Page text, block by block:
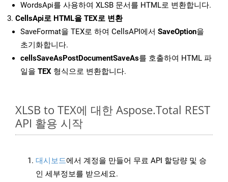
WordsApi를 사용하여 XLSB 문서를 HTML로 변환합니다.
CellsApi로 HTML을 TEX로 변환
SaveFormat을 TEX로 하여 CellsAPI에서 SaveOption을
초기화합니다.
cellsSaveAsPostDocumentSaveAs를 호출하여 HTML 파
일을 TEX 형식으로 변환합니다.
XLSB to TEX에 대한 Aspose.Total REST
API 활용 시작
대시보드에서 계정을 만들어 무료 API 할당량 및 승
인 세부정보를 받으세요.